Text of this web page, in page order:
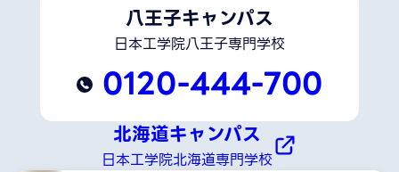
八王子キャンパス
日本工学院八王子専門学校
0120-444-700
北海道キャンパス
日本工学院北海道専門学校